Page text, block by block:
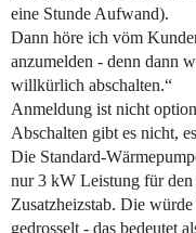
eine Stunde Aufwand).
Dann höre ich vöm
anzumelden - denn dann
willkürlich abschalten.“
Anmeldung ist nicht
Abschalten gibt es nicht,
Die Standard-
nur 3 kW Leistung für
Zusatzheizstab. Die
gedrosselt - das bedeutet